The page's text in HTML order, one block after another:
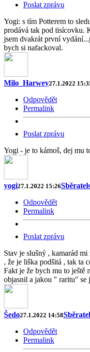
Poslat zprávu
Yogi: s tím Potterem to
prodává tak pod tisícovku.
jsem dvakrát první
bych si nafackoval.
Milo_Harwey27.1.2022
Odpovědět
Permalink
Poslat zprávu
Yogi - je to kámoš, dej mu
yogi27.1.2022 15:26
Odpovědět
Permalink
Poslat zprávu
Stav je slušný , kamarád
, že je liška podšitá , tak ta
Fakt je že bych mu to ještě
objasnil a jakou " raritu" se
Šedo27.1.2022 14:58
Odpovědět
Permalink